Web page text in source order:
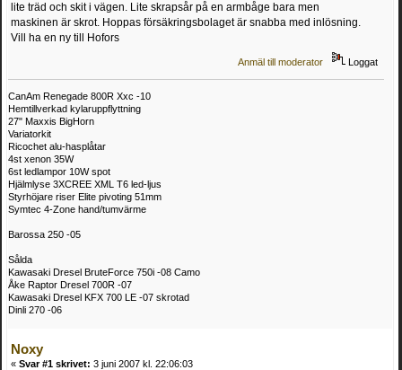
lite träd och skit i vägen. Lite skrapsår på en armbåge bara men
maskinen är skrot. Hoppas försäkringsbolaget är snabba med inlösning.
Vill ha en ny till Hofors
Anmäl till moderator Loggat
CanAm Renegade 800R Xxc -10
Hemtillverkad kylaruppflyttning
27" Maxxis BigHorn
Variatorkit
Ricochet alu-hasplåtar
4st xenon 35W
6st ledlampor 10W spot
Hjälmlyse 3XCREE XML T6 led-ljus
Styrhöjare riser Elite pivoting 51mm
Symtec 4-Zone hand/tumvärme
Barossa 250 -05
Sålda
Kawasaki Dresel BruteForce 750i -08 Camo
Åke Raptor Dresel 700R -07
Kawasaki Dresel KFX 700 LE -07 skrotad
Dinli 270 -06
Noxy
« Svar #1 skrivet: 3 juni 2007 kl. 22:06:03